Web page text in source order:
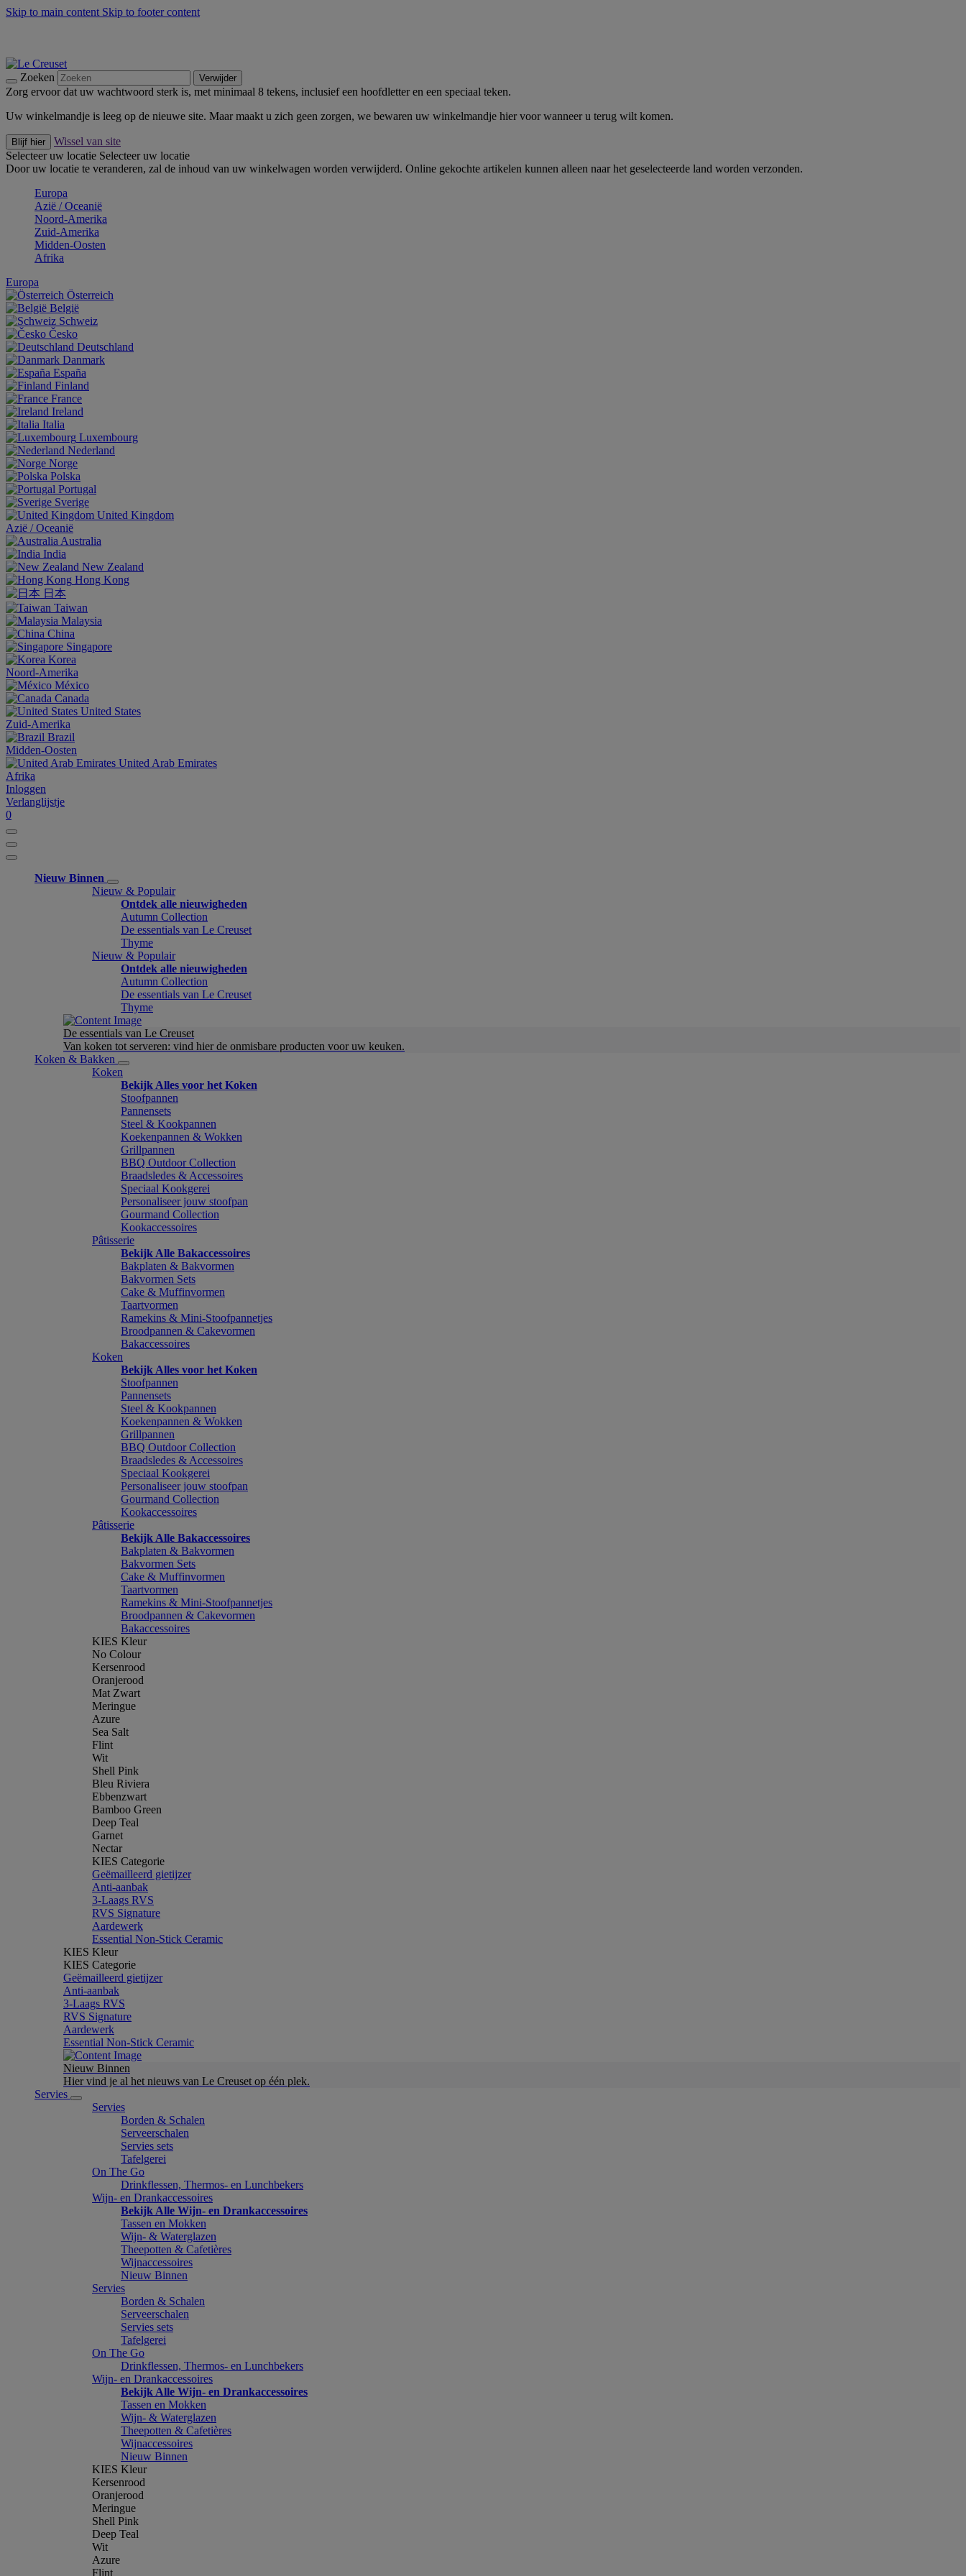
Skip to main content Skip to footer content
Zoeken Verwijder
Zorg ervoor dat uw wachtwoord sterk is, met minimaal 8 tekens, inclusief een hoofdletter en een speciaal teken.
Uw winkelmandje is leeg op de nieuwe site. Maar maakt u zich geen zorgen, we bewaren uw winkelmandje hier voor wanneer u terug wilt komen.
Blijf hier
Wissel van site
Selecteer uw locatie Selecteer uw locatie
Door uw locatie te veranderen, zal de inhoud van uw winkelwagen worden verwijderd. Online gekochte artikelen kunnen alleen naar het geselecteerde land worden verzonden.
Europa
Aziё / Oceaniё
Noord-Amerika
Zuid-Amerika
Midden-Oosten
Afrika
Europa
Österreich
België
Schweiz
Česko
Deutschland
Danmark
España
Finland
France
Ireland
Italia
Luxembourg
Nederland
Norge
Polska
Portugal
Sverige
United Kingdom
Aziё / Oceaniё
Australia
India
New Zealand
Hong Kong
日本
Taiwan
Malaysia
China
Singapore
Korea
Noord-Amerika
México
Canada
United States
Zuid-Amerika
Brazil
Midden-Oosten
United Arab Emirates
Afrika
Inloggen
Verlanglijstje
0
Nieuw Binnen
Nieuw & Populair
Ontdek alle nieuwigheden
Autumn Collection
De essentials van Le Creuset
Thyme
Nieuw & Populair
Ontdek alle nieuwigheden
Autumn Collection
De essentials van Le Creuset
Thyme
De essentials van Le Creuset
Van koken tot serveren: vind hier de onmisbare producten voor uw keuken.
Koken & Bakken
Koken
Bekijk Alles voor het Koken
Stoofpannen
Pannensets
Steel & Kookpannen
Koekenpannen & Wokken
Grillpannen
BBQ Outdoor Collection
Braadsledes & Accessoires
Speciaal Kookgerei
Personaliseer jouw stoofpan
Gourmand Collection
Kookaccessoires
Pâtisserie
Bekijk Alle Bakaccessoires
Bakplaten & Bakvormen
Bakvormen Sets
Cake & Muffinvormen
Taartvormen
Ramekins & Mini-Stoofpannetjes
Broodpannen & Cakevormen
Bakaccessoires
Koken
Bekijk Alles voor het Koken
Stoofpannen
Pannensets
Steel & Kookpannen
Koekenpannen & Wokken
Grillpannen
BBQ Outdoor Collection
Braadsledes & Accessoires
Speciaal Kookgerei
Personaliseer jouw stoofpan
Gourmand Collection
Kookaccessoires
Pâtisserie
Bekijk Alle Bakaccessoires
Bakplaten & Bakvormen
Bakvormen Sets
Cake & Muffinvormen
Taartvormen
Ramekins & Mini-Stoofpannetjes
Broodpannen & Cakevormen
Bakaccessoires
KIES Kleur
No Colour
Kersenrood
Oranjerood
Mat Zwart
Meringue
Azure
Sea Salt
Flint
Wit
Shell Pink
Bleu Riviera
Ebbenzwart
Bamboo Green
Deep Teal
Garnet
Nectar
KIES Categorie
Geëmailleerd gietijzer
Anti-aanbak
3-Laags RVS
RVS Signature
Aardewerk
Essential Non-Stick Ceramic
KIES Kleur
KIES Categorie
Geëmailleerd gietijzer
Anti-aanbak
3-Laags RVS
RVS Signature
Aardewerk
Essential Non-Stick Ceramic
Nieuw Binnen
Hier vind je al het nieuws van Le Creuset op één plek.
Servies
Servies
Borden & Schalen
Serveerschalen
Servies sets
Tafelgerei
On The Go
Drinkflessen, Thermos- en Lunchbekers
Wijn- en Drankaccessoires
Bekijk Alle Wijn- en Drankaccessoires
Tassen en Mokken
Wijn- & Waterglazen
Theepotten & Cafetières
Wijnaccessoires
Nieuw Binnen
Servies
Borden & Schalen
Serveerschalen
Servies sets
Tafelgerei
On The Go
Drinkflessen, Thermos- en Lunchbekers
Wijn- en Drankaccessoires
Bekijk Alle Wijn- en Drankaccessoires
Tassen en Mokken
Wijn- & Waterglazen
Theepotten & Cafetières
Wijnaccessoires
Nieuw Binnen
KIES Kleur
Kersenrood
Oranjerood
Meringue
Shell Pink
Deep Teal
Wit
Azure
Flint